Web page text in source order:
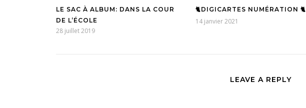
LE SAC À ALBUM: DANS LA COUR
DE L’ÉCOLE
28 juillet 2019
🐈DIGICARTES NUMÉRATION 🐈
14 janvier 2021
LEAVE A REPLY